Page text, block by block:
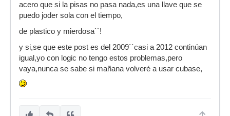
acero que si la pisas no pasa nada,es una llave que se
puedo joder sola con el tiempo,
de plastico y mierdosa``!
y si,se que este post es del 2009``casi a 2012 continúan
igual,yo con logic no tengo estos problemas,pero
vaya,nunca se sabe si mañana volveré a usar cubase,